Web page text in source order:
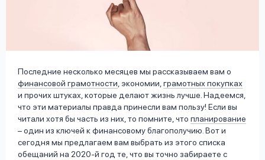
Последние несколько месяцев мы рассказываем вам о
финансовой грамотности, экономии,грамотных покупках
и прочих штуках, которые делают жизнь лучше. Надеемся,
что эти материалы правда принесли вам пользу! Если вы
читали хотя бы часть из них, то помните, что планирование
– один из ключей к финансовому благополучию. Вот и
сегодня мы предлагаем вам выбрать из этого списка
обещаний на 2020-й год те, что вы точно забираете с
Оформить заявку
Войти под другим номером
Ответы
на
вопросы